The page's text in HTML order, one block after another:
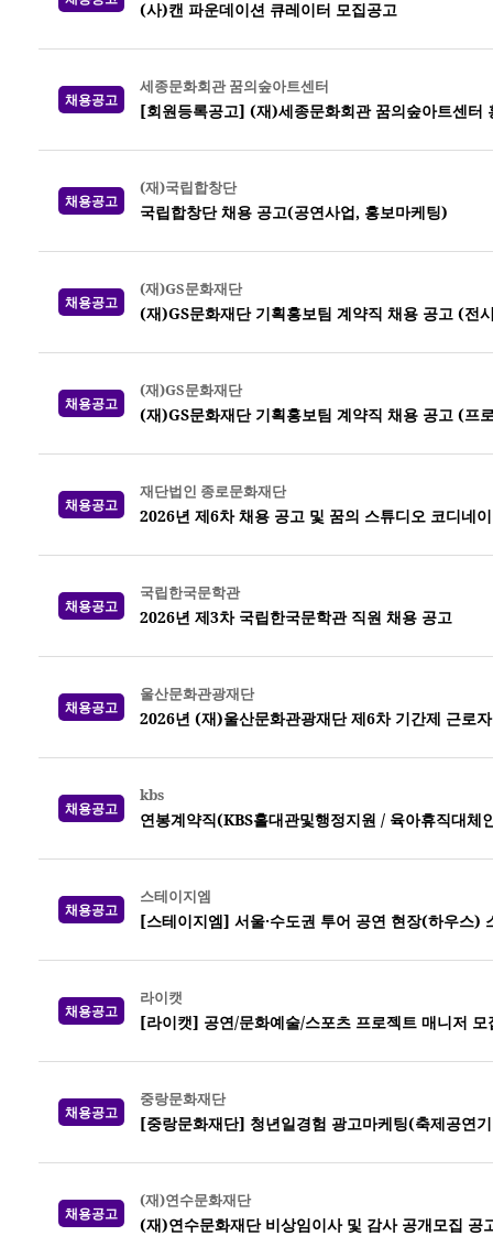
(사)캔 파운데이션 큐레이터 모집공고
채용공고
세종문화회관 꿈의숲아트센터
[회원등록공고] (재)세종문화회관 꿈의숲아트센터
채용공고
(재)국립합창단
국립합창단 채용 공고(공연사업, 홍보마케팅)
채용공고
(재)GS문화재단
(재)GS문화재단 기획홍보팀 계약직 채용 공고 (전
채용공고
(재)GS문화재단
(재)GS문화재단 기획홍보팀 계약직 채용 공고 (프
채용공고
재단법인 종로문화재단
2026년 제6차 채용 공고 및 꿈의 스튜디오 코디네
채용공고
국립한국문학관
2026년 제3차 국립한국문학관 직원 채용 공고
채용공고
울산문화관광재단
2026년 (재)울산문화관광재단 제6차 기간제 근로
채용공고
kbs
연봉계약직(KBS홀대관및행정지원 / 육아휴직대
채용공고
스테이지엠
[스테이지엠] 서울·수도권 투어 공연 현장(하우스)
채용공고
라이캣
[라이캣] 공연/문화예술/스포츠 프로젝트 매니저 모
채용공고
중랑문화재단
[중랑문화재단] 청년일경험 광고마케팅(축제공연
채용공고
(재)연수문화재단
(재)연수문화재단 비상임이사 및 감사 공개모집 공